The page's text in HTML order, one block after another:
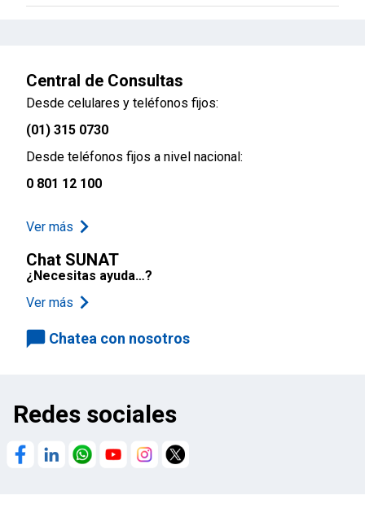
Central de Consultas
Desde celulares y teléfonos fijos:
(01) 315 0730
Desde teléfonos fijos a nivel nacional:
0 801 12 100
Ver más
Chat SUNAT
¿Necesitas ayuda…?
Ver más
Chatea con nosotros
Redes sociales